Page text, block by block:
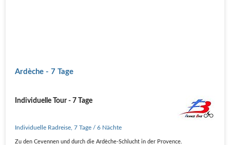
Ardèche - 7 Tage
Individuelle Tour - 7 Tage
Individuelle Radreise ,7 Tage / 6 Nächte
Zu den Cevennen und durch die Ardèche-Schlucht in der Provence.